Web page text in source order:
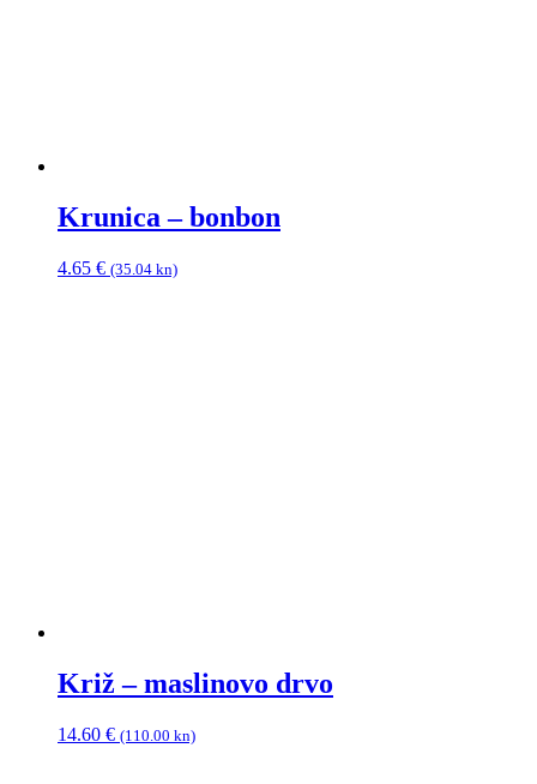
Krunica – bonbon
4.65 € (35.04 kn)
Križ – maslinovo drvo
14.60 € (110.00 kn)